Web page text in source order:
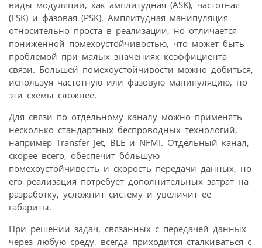
виды модуляции, как амплитудная (ASK), частотная
(FSK) и фазовая (PSK). Амплитудная манипуляция
относительно проста в реализации, но отличается
пониженной помехоустойчивостью, что может быть
проблемой при малых значениях коэффициента
связи. Большей помехоустойчивости можно добиться,
используя частотную или фазовую манипуляцию, но
эти схемы сложнее.
Для связи по отдельному каналу можно применять
несколько стандартных беспроводных технологий,
например Transfer Jet, BLE и NFMI. Отдельный канал,
скорее всего, обеспечит бо́льшую
помехоустойчивость и скорость передачи данных, но
его реализация потребует дополнительных затрат на
разработку, усложнит систему и увеличит ее
габариты.
При решении задач, связанных с передачей данных
через любую среду, всегда приходится сталкиваться с